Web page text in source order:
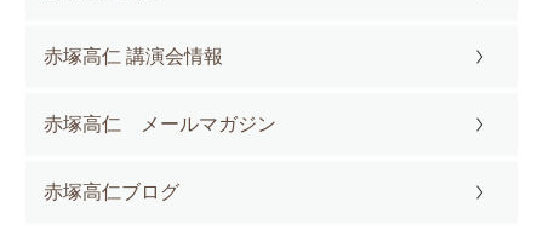
赤塚高仁 講演会情報
赤塚高仁 メールマガジン
赤塚高仁ブログ